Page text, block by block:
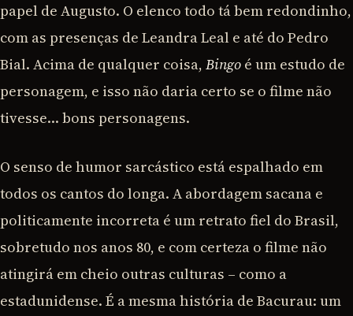
papel de Augusto. O elenco todo tá bem redondinho,
com as presenças de Leandra Leal e até do Pedro
Bial. Acima de qualquer coisa, Bingo é um estudo de
personagem, e isso não daria certo se o filme não
tivesse… bons personagens.
O senso de humor sarcástico está espalhado em
todos os cantos do longa. A abordagem sacana e
politicamente incorreta é um retrato fiel do Brasil,
sobretudo nos anos 80, e com certeza o filme não
atingirá em cheio outras culturas – como a
estadunidense. É a mesma história de Bacurau: um